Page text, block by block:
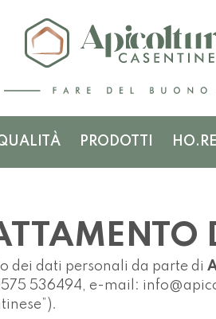
PRODOTTI
dei dati personali da parte di
536494, e-mail: